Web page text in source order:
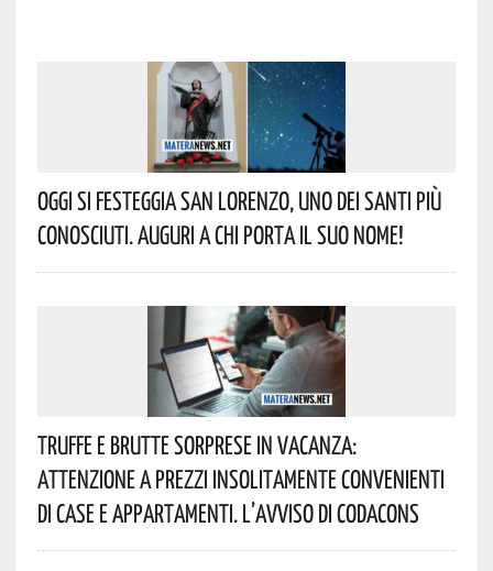
Oggi Si Festeggia San Lorenzo, Uno Dei Santi Più
Conosciuti. Auguri A Chi Porta Il Suo Nome!
Truffe E Brutte Sorprese In Vacanza:
Attenzione A Prezzi Insolitamente Convenienti
Di Case E Appartamenti. L’avviso Di Codacons